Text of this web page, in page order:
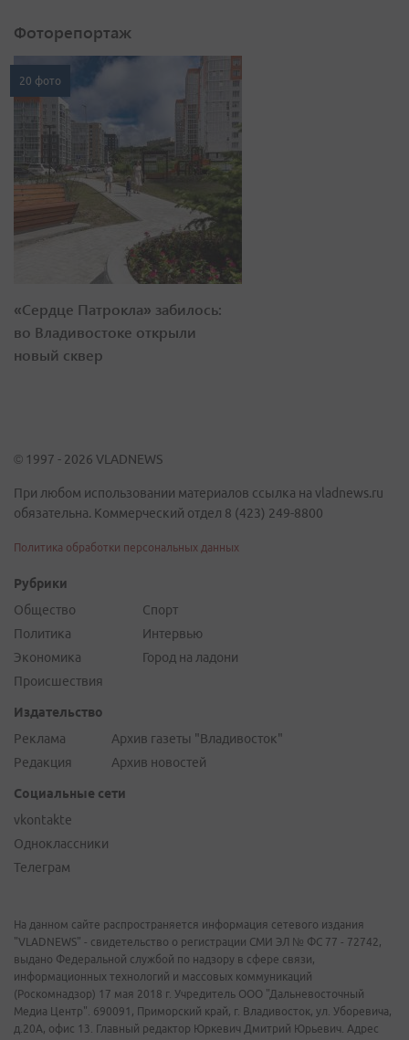
Фоторепортаж
20 фото
«Сердце Патрокла» забилось:
во Владивостоке открыли
новый сквер
© 1997 - 2026 VLADNEWS
При любом использовании материалов ссылка на vladnews.ru
обязательна. Коммерческий отдел 8 (423) 249-8800
Политика обработки персональных данных
Рубрики
Общество
Политика
Экономика
Происшествия
Спорт
Интервью
Город на ладони
Издательство
Реклама
Редакция
Архив газеты "Владивосток"
Архив новостей
Социальные сети
vkontakte
Одноклассники
Телеграм
На данном сайте распространяется информация сетевого издания
"VLADNEWS" - свидетельство о регистрации СМИ ЭЛ № ФС 77 - 72742,
выдано Федеральной службой по надзору в сфере связи,
информационных технологий и массовых коммуникаций
(Роскомнадзор) 17 мая 2018 г. Учредитель ООО "Дальневосточный
Медиа Центр". 690091, Приморский край, г. Владивосток, ул. Уборевича,
д.20А, офис 13. Главный редактор Юркевич Дмитрий Юрьевич. Адрес